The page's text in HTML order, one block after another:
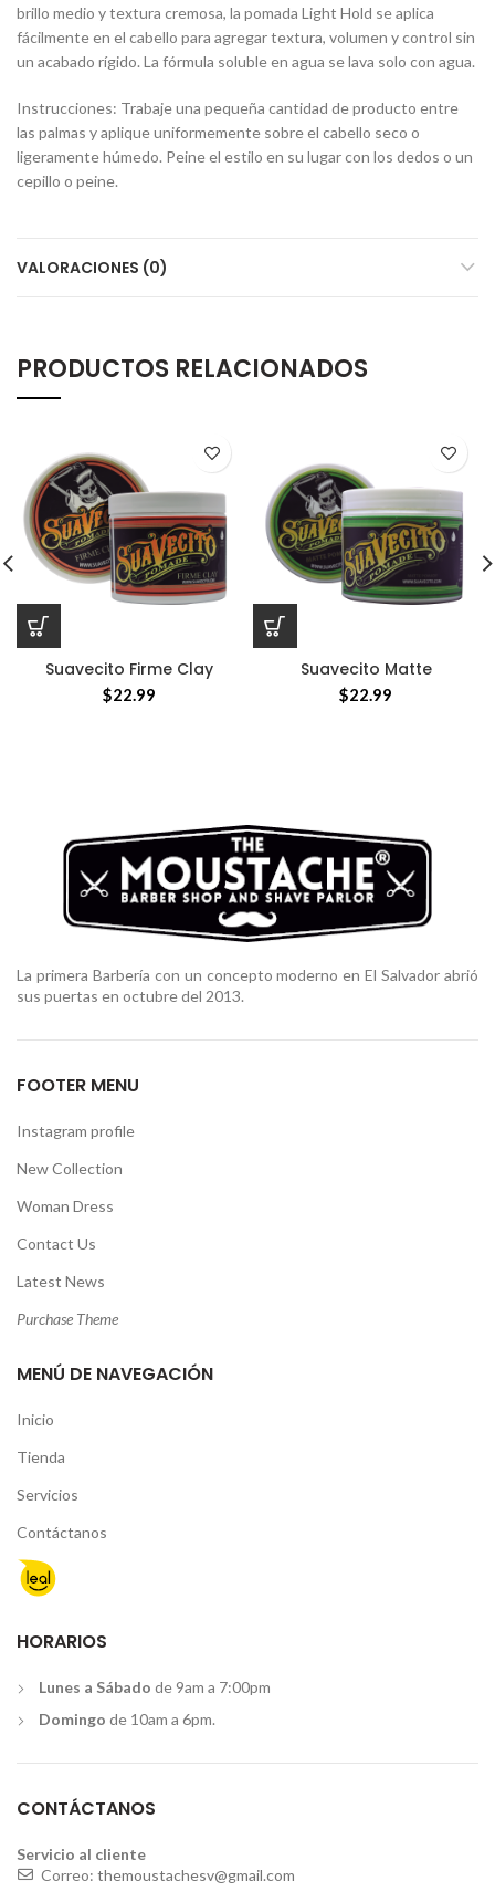
brillo medio y textura cremosa, la pomada Light Hold se aplica
fácilmente en el cabello para agregar textura, volumen y control sin
un acabado rígido. La fórmula soluble en agua se lava solo con agua.
Instrucciones: Trabaje una pequeña cantidad de producto entre
las palmas y aplique uniformemente sobre el cabello seco o
ligeramente húmedo. Peine el estilo en su lugar con los dedos o un
cepillo o peine.
VALORACIONES (0)
PRODUCTOS RELACIONADOS
Suavecito Firme Clay
$22.99
Suavecito Matte
$22.99
La primera Barbería con un concepto moderno en El Salvador abrió
sus puertas en octubre del 2013.
FOOTER MENU
Instagram profile
New Collection
Woman Dress
Contact Us
Latest News
Purchase Theme
MENÚ DE NAVEGACIÓN
Inicio
Tienda
Servicios
Contáctanos
HORARIOS
Lunes a Sábado de 9am a 7:00pm
Domingo de 10am a 6pm.
CONTÁCTANOS
Servicio al cliente
Correo: themoustachesv@gmail.com